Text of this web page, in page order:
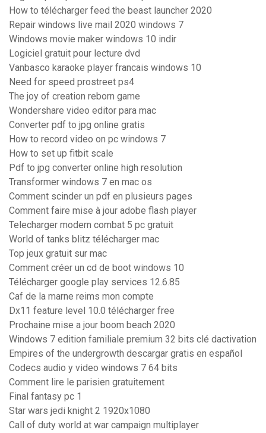
How to télécharger feed the beast launcher 2020
Repair windows live mail 2020 windows 7
Windows movie maker windows 10 indir
Logiciel gratuit pour lecture dvd
Vanbasco karaoke player francais windows 10
Need for speed prostreet ps4
The joy of creation reborn game
Wondershare video editor para mac
Converter pdf to jpg online gratis
How to record video on pc windows 7
How to set up fitbit scale
Pdf to jpg converter online high resolution
Transformer windows 7 en mac os
Comment scinder un pdf en plusieurs pages
Comment faire mise à jour adobe flash player
Telecharger modern combat 5 pc gratuit
World of tanks blitz télécharger mac
Top jeux gratuit sur mac
Comment créer un cd de boot windows 10
Télécharger google play services 12.6.85
Caf de la marne reims mon compte
Dx11 feature level 10.0 télécharger free
Prochaine mise a jour boom beach 2020
Windows 7 edition familiale premium 32 bits clé dactivation
Empires of the undergrowth descargar gratis en español
Codecs audio y video windows 7 64 bits
Comment lire le parisien gratuitement
Final fantasy pc 1
Star wars jedi knight 2 1920x1080
Call of duty world at war campaign multiplayer